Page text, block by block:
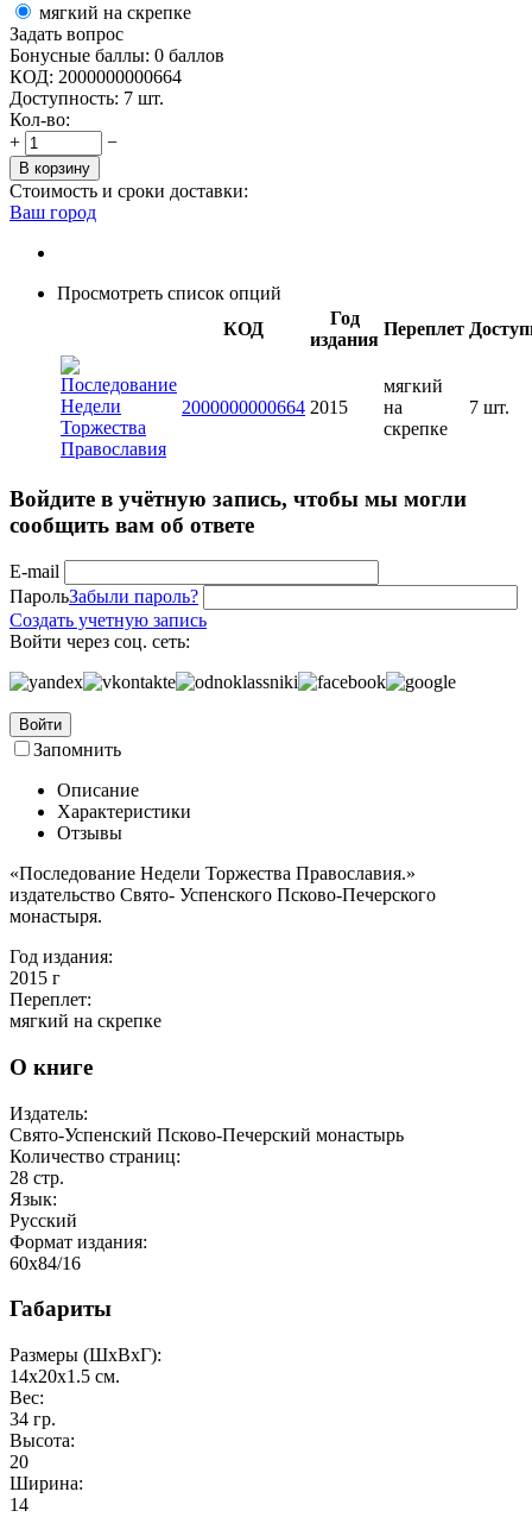
мягкий на скрепке
Задать вопрос
Бонусные баллы: 0 баллов
КОД: 2000000000664
Доступность: 7 шт.
Кол-во:
+
−
В корзину
Стоимость и сроки доставки:
Ваш город
Просмотреть список опций
КОД
Год
издания
Переплет
2000000000664 2015
мягкий
на
скрепке
7 шт.
Войдите в учётную запись, чтобы мы могли
сообщить вам об ответе
E-mail
ПарольЗабыли пароль?
Создать учетную запись
Войти через соц. сеть:
Войти
Запомнить
Описание
Характеристики
Отзывы
«Последование Недели Торжества Православия.»
издательство Свято- Успенского Псково-Печерского
монастыря.
Год издания:
2015 г
Переплет:
мягкий на скрепке
О книге
Издатель:
Свято-Успенский Псково-Печерский монастырь
Количество страниц:
28 стр.
Язык:
Русский
Формат издания:
60x84/16
Габариты
Размеры (ШxВxГ):
14x20x1.5 см.
Вес:
34 гр.
Высота:
20
Ширина:
14